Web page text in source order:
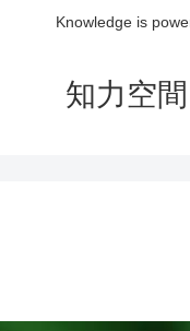
Knowledge is
知力空間